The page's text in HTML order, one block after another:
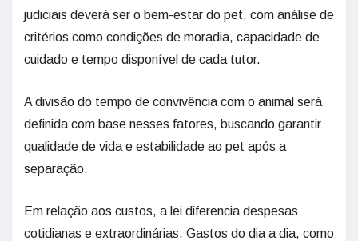
judiciais deverá ser o bem-estar do pet, com análise de
critérios como condições de moradia, capacidade de
cuidado e tempo disponível de cada tutor.
A divisão do tempo de convivência com o animal será
definida com base nesses fatores, buscando garantir
qualidade de vida e estabilidade ao pet após a
separação.
Em relação aos custos, a lei diferencia despesas
cotidianas e extraordinárias. Gastos do dia a dia, como